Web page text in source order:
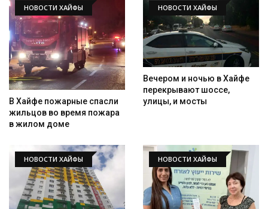
НОВОСТИ ХАЙФЫ
В Хайфе пожарные спасли
жильцов во время пожара
в жилом доме
НОВОСТИ ХАЙФЫ
Вечером и ночью в Хайфе
перекрывают шоссе,
улицы, и мосты
НОВОСТИ ХАЙФЫ НОВОСТИ ХАЙФЫ